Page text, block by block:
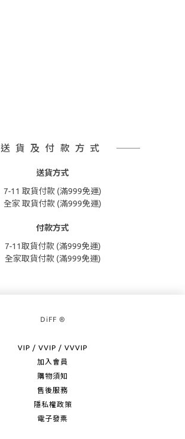
送貨及付款方式
送貨方式
7-11 取貨付款 (滿999免運)
全家 取貨付款 (滿999免運)
付款方式
7-11取貨付款 (滿999免運)
全家取貨付款 (滿999免運)
DiFF ®
VIP / VVIP / VVVIP
加入會員
購物須知
售後服務
隱私權政策
電子發票